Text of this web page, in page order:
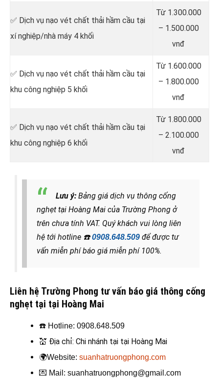
✅ Dịch vụ nạo vét chất thải hầm cầu tại
xí nghiệp/nhà máy 4 khối
Từ 1.300.000
– 1.500.000
vnđ
✅ Dịch vụ nạo vét chất thải hầm cầu tại
khu công nghiệp 5 khối
Từ 1.600.000
– 1.800.000
vnđ
✅ Dịch vụ nạo vét chất thải hầm cầu tại
khu công nghiệp 6 khối
Từ 1.800.000
– 2.100.000
vnđ
Lưu ý: Bảng giá dịch vụ thông cống
nghẹt tại Hoàng Mai của Trường Phong ở
trên chưa tính VAT. Quý khách vui lòng liên
hệ tới hotline ☎️0908.648.509 để được tư
vấn miễn phí báo giá miễn phí 100%.
Liên hệ Trường Phong tư vấn báo giá thông cống
nghẹt tại tại Hoàng Mai
☎️ Hotline: 0908.648.509
💒 Địa chỉ: Chi nhánh tại tại Hoàng Mai
🌍Website: suanhatruongphong.com
💌 Mail: suanhatruongphong@gmail.com